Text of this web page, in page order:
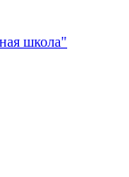
школа"